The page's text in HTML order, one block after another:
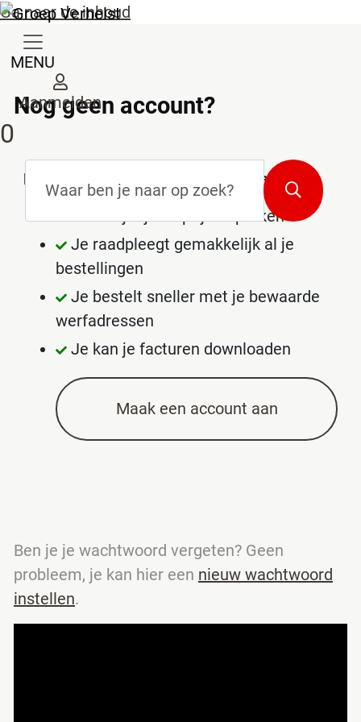
Ga naar de inhoud
MENU
Aanmelden
0
Zoekterm
Zoeken
Nog geen account?
Redenen om een account te maken
Je bekijkt jouw prijsafspraken
Je raadpleegt gemakkelijk al je
bestellingen
Je bestelt sneller met je bewaarde
werfadressen
Je kan je facturen downloaden
Maak een account aan
Ben je je wachtwoord vergeten? Geen
probleem, je kan hier een nieuw wachtwoord
instellen.